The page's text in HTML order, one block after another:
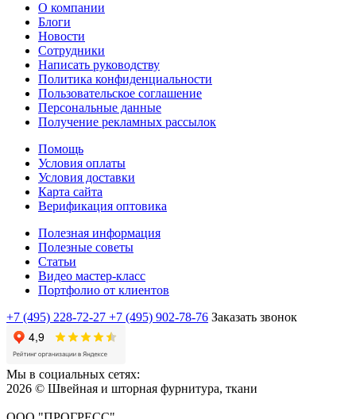
О компании
Блоги
Новости
Сотрудники
Написать руководству
Политика конфиденциальности
Пользовательское соглашение
Персональные данные
Получение рекламных рассылок
Помощь
Условия оплаты
Условия доставки
Карта сайта
Верификация оптовика
Полезная информация
Полезные советы
Статьи
Видео мастер-класс
Портфолио от клиентов
+7 (495) 228-72-27 +7 (495) 902-78-76 Заказать звонок
Мы в социальных сетях:
2026 © Швейная и шторная фурнитура, ткани